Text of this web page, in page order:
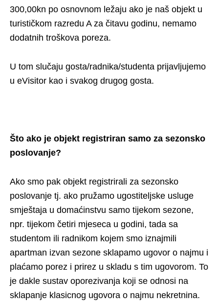
300,00kn po osnovnom ležaju ako je naš objekt u
turističkom razredu A za čitavu godinu, nemamo
dodatnih troškova poreza.
U tom slučaju gosta/radnika/studenta prijavljujemo
u eVisitor kao i svakog drugog gosta.
Što ako je objekt registriran samo za sezonsko
poslovanje?
Ako smo pak objekt registrirali za sezonsko
poslovanje tj. ako pružamo ugostiteljske usluge
smještaja u domaćinstvu samo tijekom sezone,
npr. tijekom četiri mjeseca u godini, tada sa
studentom ili radnikom kojem smo iznajmili
apartman izvan sezone sklapamo ugovor o najmu i
plaćamo porez i prirez u skladu s tim ugovorom. To
je dakle sustav oporezivanja koji se odnosi na
sklapanje klasicnog ugovora o najmu nekretnina.